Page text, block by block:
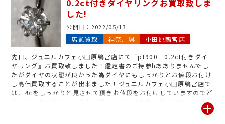
ヤの状態を確認させて頂く上で信頼が上がり査定額upにも繋がり
ますので、ご自宅にある方は忘れずにご持参下さい！査定のみ大歓
迎です！
0.2ct付きダイヤリングお買取致しま
した!
公開日： 2022/05/13
店頭買取 神奈川県 小田原鴨宮店
先日、ジュエルカフェ小田原鴨宮店にて『pt900 0.2ct付きダイ
ヤリング』お買取致しました！鑑定書のご持参hあありませんでし
たがダイヤの状態が良かった為ダイヤにもしっかりとお値段お付け
し高価買取することが出来ました！ジュエルカフェ小田原鴨宮店で
は、4cをしっかりと見させて頂きお値段をお付けしていますのでど
こよりも高く安心してご売却頂けると思います。ダイヤの4cとは、